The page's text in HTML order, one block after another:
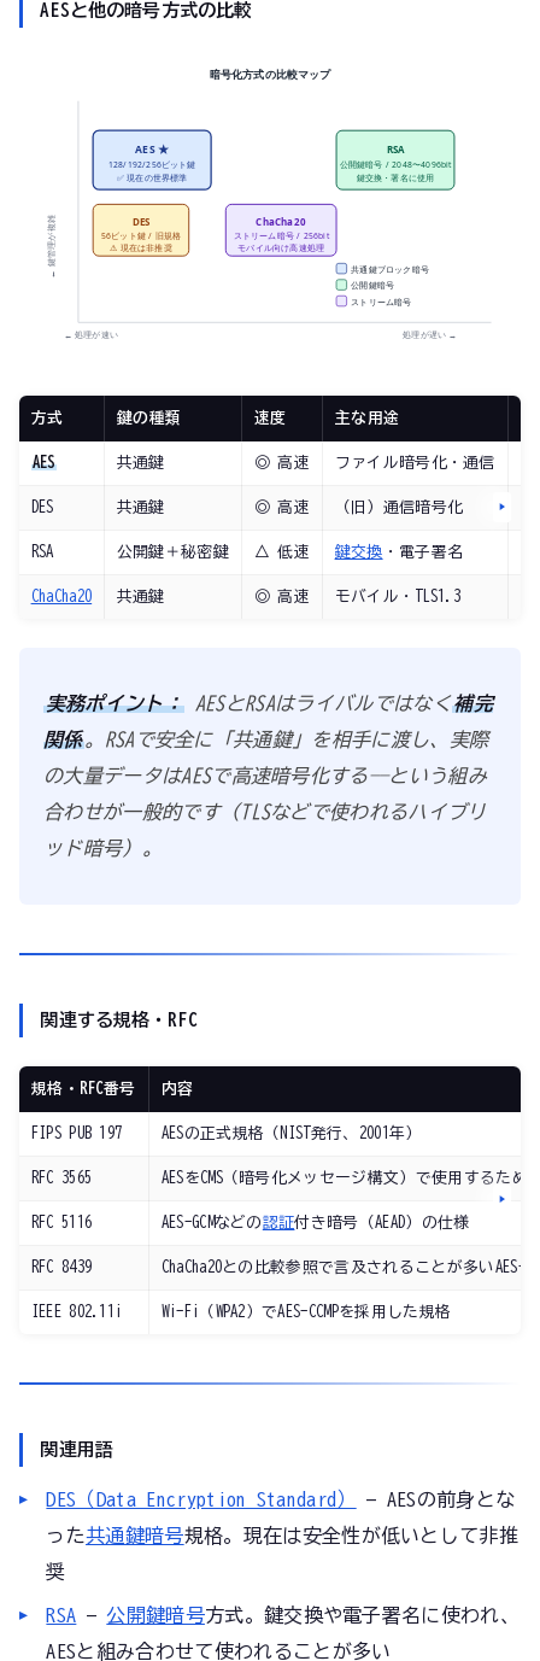
AESと他の暗号方式の比較
暗号化方式の比較マップ
← 処理が速い 処理が遅い →
← 鍵管理が複雑 DES
56ビット鍵 / 旧規格
⚠ 現在は非推奨
AES ★
128/192/256ビット鍵
✅ 現在の世界標準
RSA
公開鍵暗号 / 2048〜4096bit
鍵交換・署名に使用
ChaCha20
ストリーム暗号 / 256bit
モバイル向け高速処理
共通鍵ブロック暗号
公開鍵暗号
ストリーム暗号
方式 鍵の種類 速度 主な用途
AES 共通鍵 ◎ 高速 ファイル暗号化・通信
DES 共通鍵 ◎ 高速 （旧）通信暗号化
RSA 公開鍵＋秘密鍵 △ 低速 鍵交換 ・電子署名
ChaCha20 共通鍵 ◎ 高速 モバイル・TLS1.3
実務ポイント： AESとRSAはライバルではなく補完
関係 。RSAで安全に「共通鍵」を相手に渡し、実際
の大量データはAESで高速暗号化する——という組み
合わせが一般的です（TLSなどで使われるハイブリ
ッド暗号）。
関連する規格・RFC
規格・RFC番号 内容
FIPS PUB 197 AESの正式規格（NIST発行、2001年）
RFC 3565 AESをCMS（暗号化メッセージ構文）で使用するため
RFC 5116 AES-GCMなどの認証付き暗号（AEAD）の仕様
RFC 8439 ChaCha20との比較参照で言及されることが多いAES-
IEEE 802.11i Wi-Fi（WPA2）でAES-CCMPを採用した規格
関連用語
DES（Data Encryption Standard）
— AESの前身とな
った共通鍵暗号規格。現在は安全性が低いとして非推
奨
RSA — 公開鍵暗号方式。鍵交換や電子署名に使われ、
AESと組み合わせて使われることが多い